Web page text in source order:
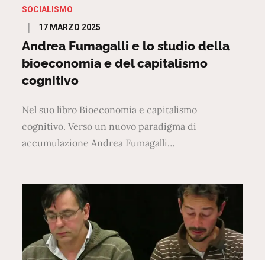
SOCIALISMO
Posted
on
17 MARZO 2025
Andrea Fumagalli e lo studio della
bioeconomia e del capitalismo
cognitivo
Nel suo libro Bioeconomia e capitalismo
cognitivo. Verso un nuovo paradigma di
accumulazione Andrea Fumagalli…